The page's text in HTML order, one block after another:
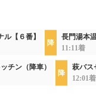
【６番】
長門湯本
11:11着
チン（降車）
萩バス
12:01着